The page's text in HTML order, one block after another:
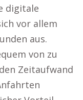
digitale
vor allem
aus.
von zu
Zeitaufwand